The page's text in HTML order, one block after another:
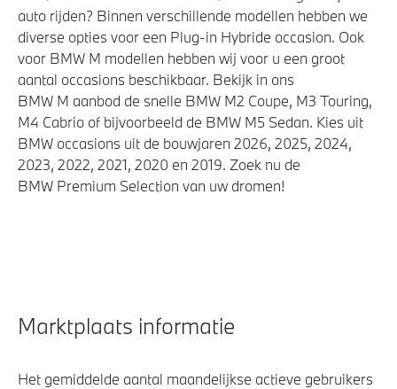
auto rijden? Binnen verschillende modellen hebben we
diverse opties voor een Plug-in Hybride occasion. Ook
voor BMW M modellen hebben wij voor u een groot
aantal occasions beschikbaar. Bekijk in ons
BMW M aanbod de snelle BMW M2 Coupe, M3 Touring,
M4 Cabrio of bijvoorbeeld de BMW M5 Sedan. Kies uit
BMW occasions uit de bouwjaren 2026, 2025, 2024,
2023, 2022, 2021, 2020 en 2019. Zoek nu de
BMW Premium Selection van uw dromen!
Marktplaats informatie
Het gemiddelde aantal maandelijkse actieve gebruikers